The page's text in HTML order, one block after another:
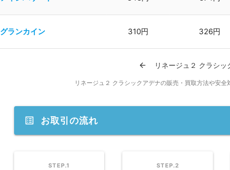
グランカイン 310円 326円
arrow_back リネージュ２ クラシ
リネージュ２ クラシックアデナの販売・買取方法や安
list_alt お取引の流れ
STEP.1 STEP.2